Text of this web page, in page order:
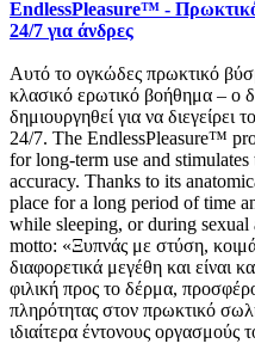
EndlessPleasure™ -
24/7 για άνδρες
Αυτό το ογκώδες πρωκτικό
κλασικό ερωτικό βοήθημα – ο
δημιουργηθεί για να διεγείρει
24/7. The EndlessPleasure™
for long-term use and
accuracy. Thanks to its
place for a long period of time
while sleeping, or during
motto: «Ξυπνάς με στύση,
διαφορετικά μεγέθη και είναι
φιλική προς το δέρμα,
πληρότητας στον πρωκτικό
ιδιαίτερα έντονους οργασμούς